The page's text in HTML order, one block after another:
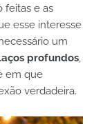
feitas e as
esse interesse
um
profundos
em que
verdadeira.